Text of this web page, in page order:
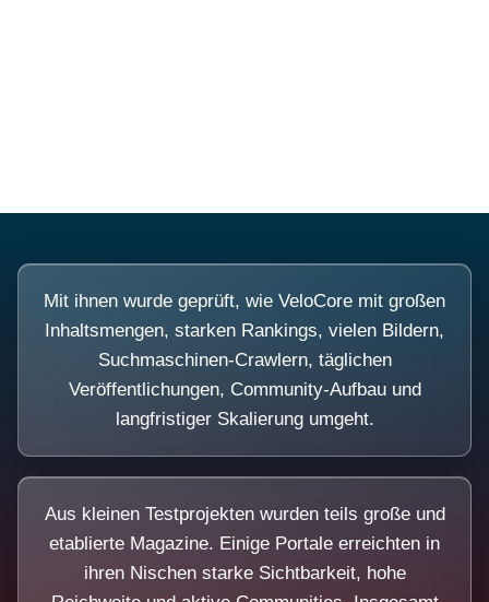
Mit ihnen wurde geprüft, wie VeloCore mit großen
Inhaltsmengen, starken Rankings, vielen Bildern,
Suchmaschinen-Crawlern, täglichen
Veröffentlichungen, Community-Aufbau und
langfristiger Skalierung umgeht.
Aus kleinen Testprojekten wurden teils große und
etablierte Magazine. Einige Portale erreichten in
ihren Nischen starke Sichtbarkeit, hohe